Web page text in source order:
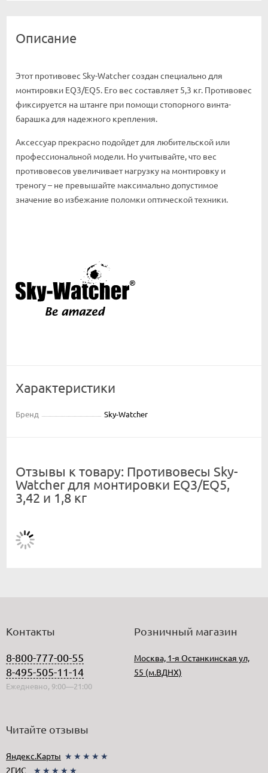
Описание
Этот противовес Sky-Watcher создан специально для
монтировки EQ3/EQ5. Его вес составляет 5,3 кг. Противовес
фиксируется на штанге при помощи стопорного винта-
барашка для надежного крепления.
Аксессуар прекрасно подойдет для любительской или
профессиональной модели. Но учитывайте, что вес
противовесов увеличивает нагрузку на монтировку и
треногу – не превышайте максимально допустимое
значение во избежание поломки оптической техники.
Характеристики
Бренд Sky-Watcher
Отзывы к товару: Противовесы Sky-
Watcher для монтировки EQ3/EQ5,
3,42 и 1,8 кг
Контакты
8-800-777-00-55
8-495-505-11-14
Ежедневно, 9:00—21:00
Розничный магазин
Москва, 1-я Останкинская ул,
55 (м.ВДНХ)
Читайте отзывы
Яндекс.Карты ★★★★★
2ГИС
★★★★★